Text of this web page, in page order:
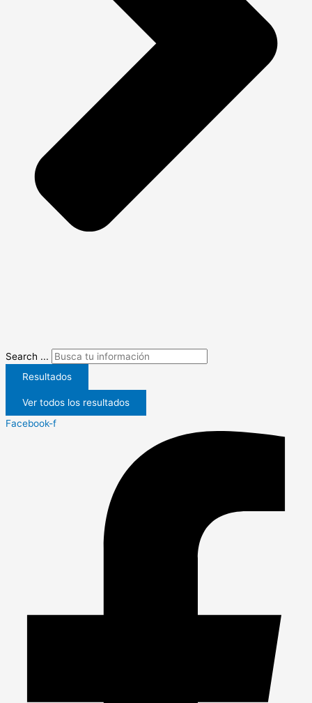
Search ...
Resultados
Ver todos los resultados
Facebook-f